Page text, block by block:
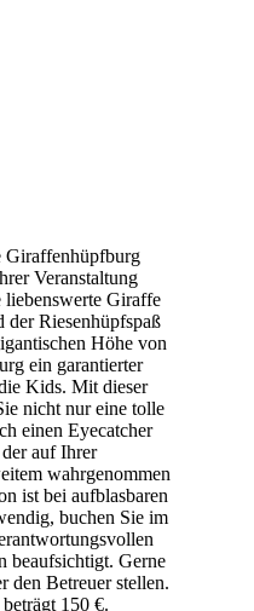
Giraffenhüpfburg
Veranstaltung
liebenswerte Giraffe
Riesenhüpfspaß
Höhe von
ein garantierter
Kids. Mit dieser
nicht nur eine tolle
einen Eyecatcher
auf Ihrer
wahrgenommen
ist bei aufblasbaren
buchen Sie im
beaufsichtigt. Gerne
den Betreuer stellen.
150 €.